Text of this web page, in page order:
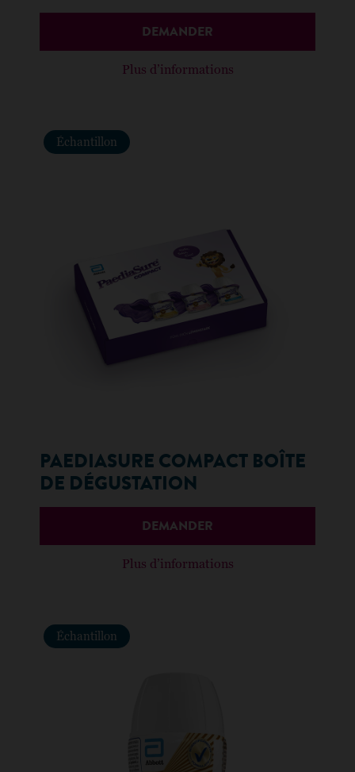
DEMANDER
Plus d’informations
Échantillon
PAEDIASURE COMPACT BOÎTE
DE DÉGUSTATION
DEMANDER
Plus d’informations
Échantillon